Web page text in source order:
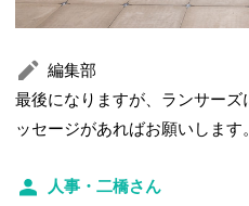
編集部
最後になりますが、ランサーズ
ッセージがあればお願いします
人事・二橋さん